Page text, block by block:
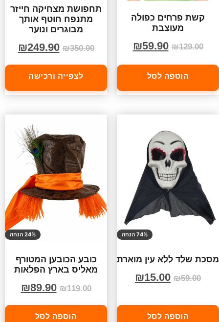
קשת פרחים כפולה
מעוצבת
₪129.00
₪59.90
הוספה לסל
תחפושת מצחיקה חייזר
מתנפח חוטף אותך
מבוגרים ונוער
₪350.00
₪249.90
לצפייה ורכישה
74% הנחה
מסכת שלד ללא עין מוארת
₪59.00
₪15.00
הוספה לסל
24% הנחה
כובע הכובען המטורף
מאליס בארץ הפלאות
₪119.00
₪89.90
הוספה לסל